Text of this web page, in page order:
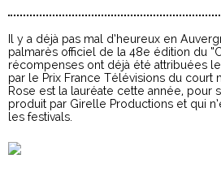
Il y a déjà pas mal d’heureux en
palmarès officiel de la 48e édition du
récompenses ont déjà été attribuées
par le Prix France Télévisions du court
Rose est la lauréate cette année, pour
produit par Girelle Productions et qui
les festivals.